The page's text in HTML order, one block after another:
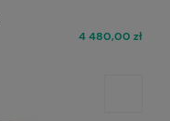
4 480,00 zł